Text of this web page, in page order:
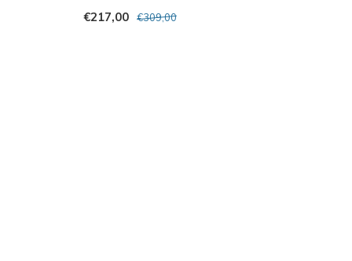
€217,00 €309,00